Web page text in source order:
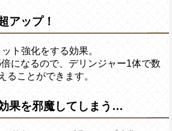
アップ！
ト強化をする効果。
になるので、デリンジャー1体で数
ることができます。
果を邪魔してしまう…